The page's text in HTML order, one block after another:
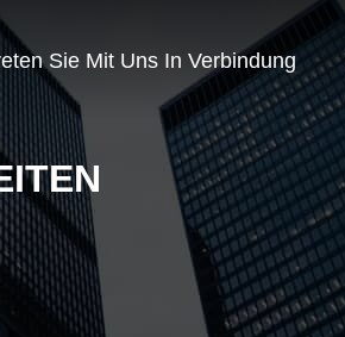
Sie Mit Uns In Verbindung